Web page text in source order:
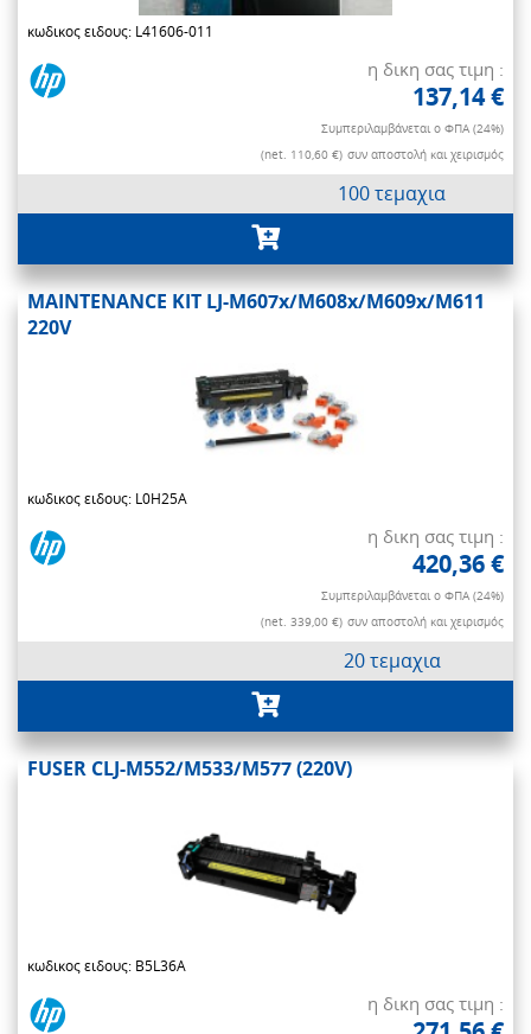
κωδικος ειδους: L41606-011
η δικη σας τιμη :
137,14 €
Συμπεριλαμβάνεται ο ΦΠΑ (24%)
(net. 110,60 €) συν αποστολή και χειρισμός
100 τεμαχια
MAINTENANCE KIT LJ-M607x/M608x/M609x/M611
220V
κωδικος ειδους: L0H25A
η δικη σας τιμη :
420,36 €
Συμπεριλαμβάνεται ο ΦΠΑ (24%)
(net. 339,00 €) συν αποστολή και χειρισμός
20 τεμαχια
FUSER CLJ-M552/M533/M577 (220V)
κωδικος ειδους: B5L36A
η δικη σας τιμη :